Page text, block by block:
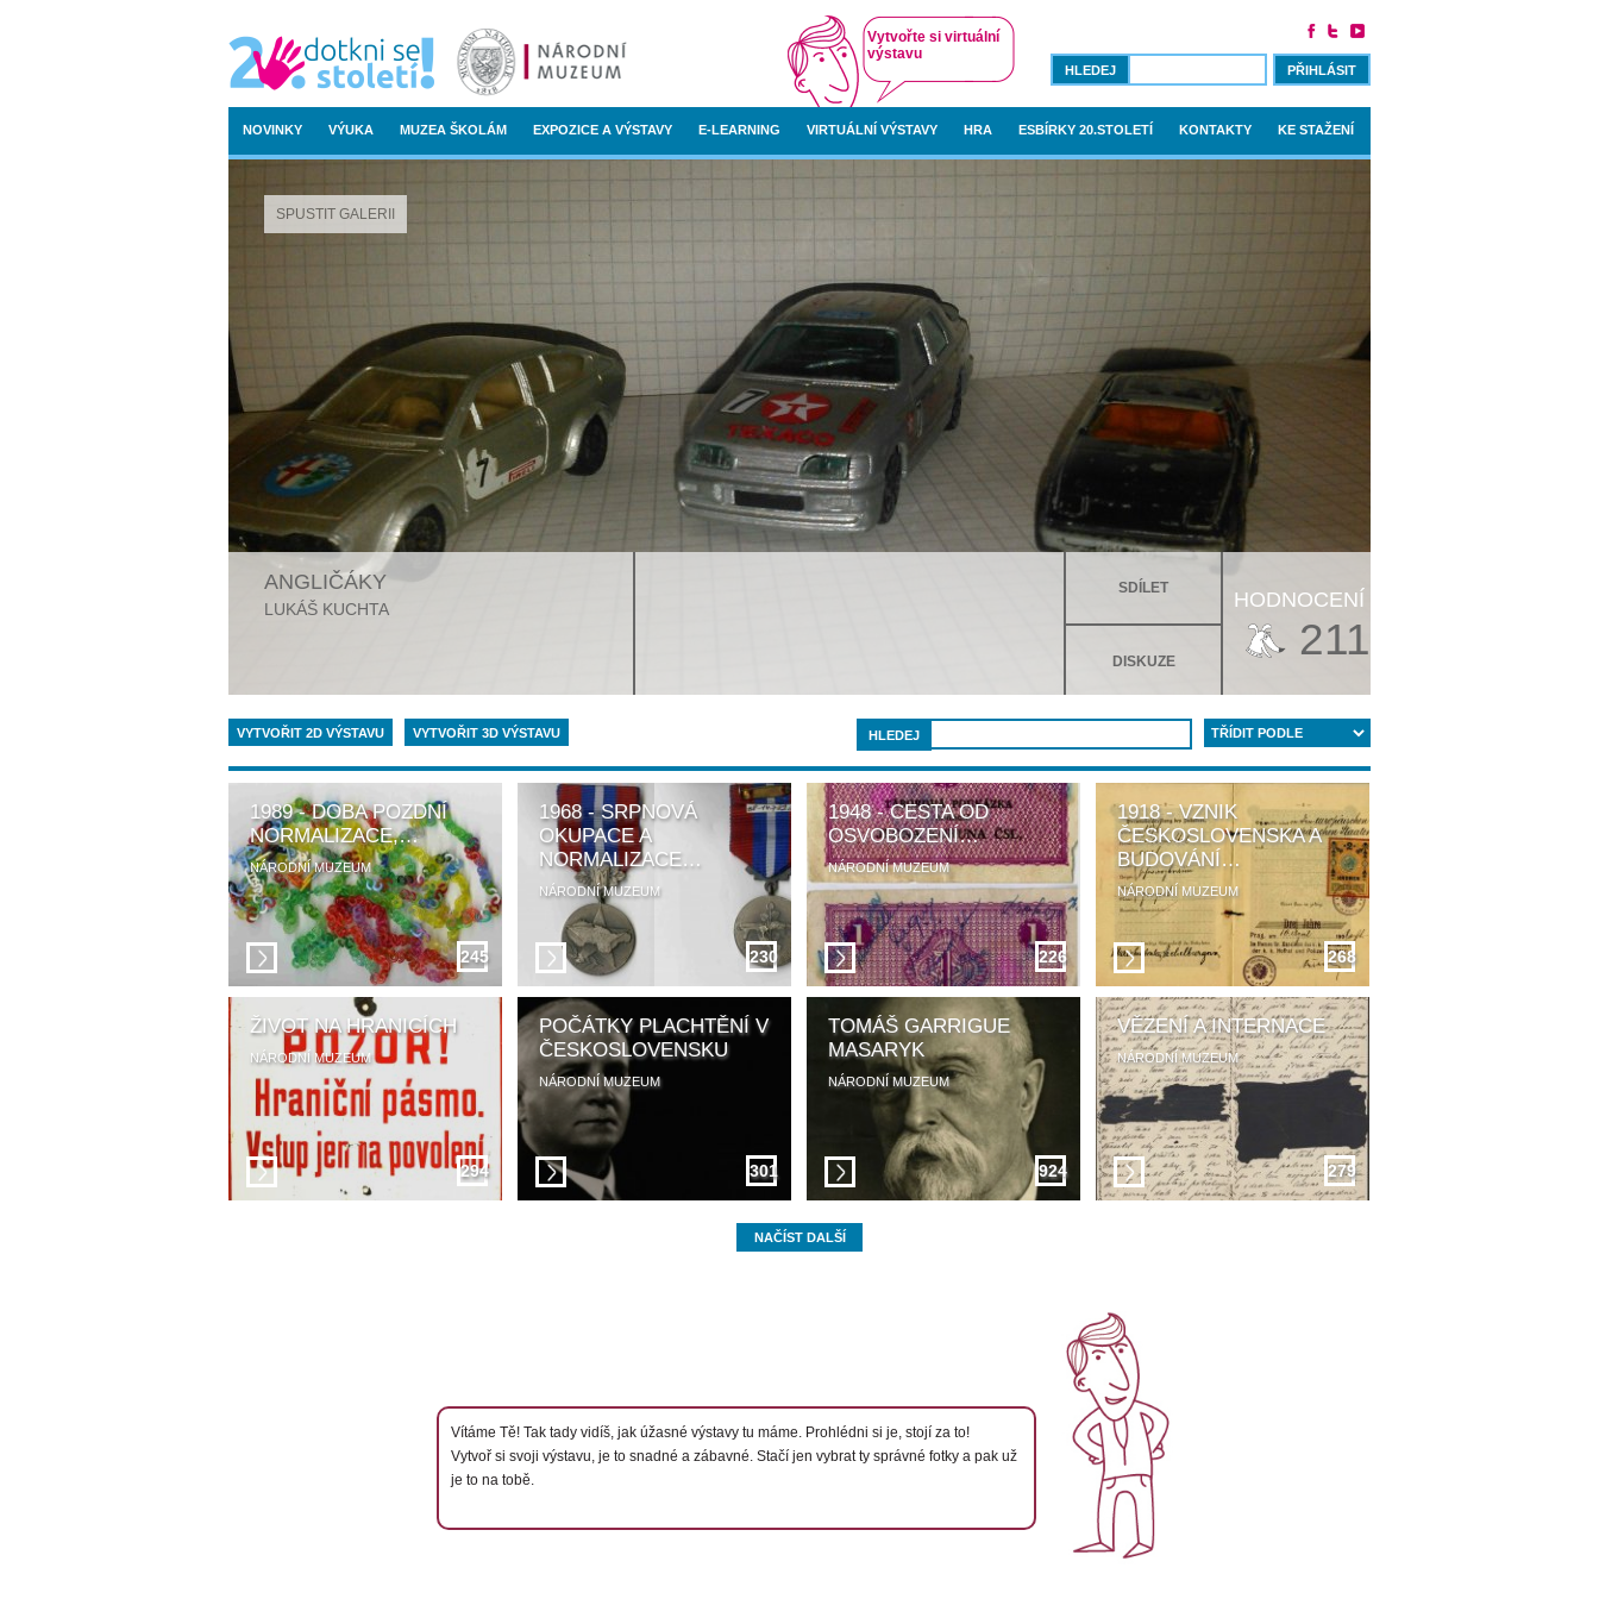
PŘIHLÁSIT
Vytvořte si virtuální
výstavu
NOVINKY VÝUKA MUZEA ŠKOLÁM EXPOZICE A VÝSTAVY E-LEARNING VIRTUÁLNÍ VÝSTAVY HRA ESBÍRKY 20.STOLETÍ KONTAKTY KE STAŽENÍ
SPUSTIT GALERII
ANGLIČÁKY
LUKÁŠ KUCHTA
SDÍLET
DISKUZE
HODNOCENÍ
211
VYTVOŘIT 2D VÝSTAVU VYTVOŘIT 3D VÝSTAVU
1989 - DOBA POZDNÍ
NORMALIZACE,…
NÁRODNÍ MUZEUM
245
1968 - SRPNOVÁ
OKUPACE A
NORMALIZACE…
NÁRODNÍ MUZEUM
230
1948 - CESTA OD
OSVOBOZENÍ…
NÁRODNÍ MUZEUM
226
1918 - VZNIK
ČESKOSLOVENSKA A
BUDOVÁNÍ…
NÁRODNÍ MUZEUM
268
ŽIVOT NA HRANICÍCH
NÁRODNÍ MUZEUM
294
POČÁTKY PLACHTĚNÍ V
ČESKOSLOVENSKU
NÁRODNÍ MUZEUM
301
TOMÁŠ GARRIGUE
MASARYK
NÁRODNÍ MUZEUM
924
VĚZENÍ A INTERNACE
NÁRODNÍ MUZEUM
279
NAČÍST DALŠÍ
Vítáme Tě! Tak tady vidíš, jak úžasné výstavy tu máme. Prohlédni si je, stojí za to!
Vytvoř si svoji výstavu, je to snadné a zábavné. Stačí jen vybrat ty správné fotky a pak už
je to na tobě.